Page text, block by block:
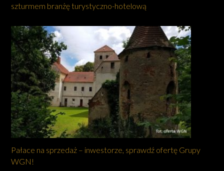
szturmem branżę turystyczno-hotelową
Pałace na sprzedaż – inwestorze, sprawdź ofertę Grupy
WGN!